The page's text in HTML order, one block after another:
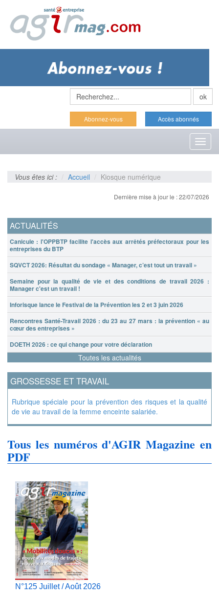
Abonnez-vous Accès abonnés
Vous êtes ici : Accueil Kiosque numérique
Dernière mise à jour le : 22/07/2026
ACTUALITÉS
Canicule : l'OPPBTP facilite l'accès aux arrêtés préfectoraux pour les
entreprises du BTP
SQVCT 2026: Résultat du sondage « Manager, c’est tout un travail »
Semaine pour la qualité de vie et des conditions de travail 2026 :
Manager c'est un travail !
Inforisque lance le Festival de la Prévention les 2 et 3 juin 2026
Rencontres Santé-Travail 2026 : du 23 au 27 mars : la prévention « au
cœur des entreprises »
DOETH 2026 : ce qui change pour votre déclaration
Toutes les actualités
GROSSESSE ET TRAVAIL
Rubrique spéciale pour la prévention des risques et la qualité
de vie au travail de la femme enceinte salariée.
Tous les numéros d'AGIR Magazine en
PDF
N°125 Juillet / Août 2026